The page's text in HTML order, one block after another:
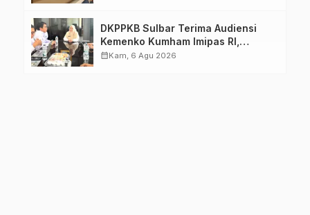
DKPPKB Sulbar Terima Audiensi
Kemenko Kumham Imipas RI,
Perkuat Pelayanan Kesehatan bagi
calendar_monthKam, 6 Agu 2026